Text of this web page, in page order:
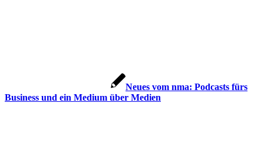
Neues vom nma: Podcasts fürs
Business und ein Medium über Medien